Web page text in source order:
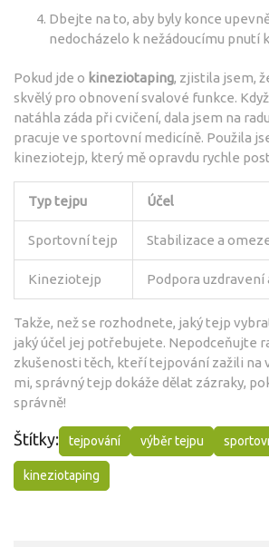
Dbejte na to, aby byly konce
nedocházelo k nežádoucímu pnutí
Pokud jde o kineziotaping, zjistila jsem,
skvělý pro obnovení svalové funkce.
natáhla záda při cvičení, dala jsem na
pracuje ve sportovní medicíně. Použila
kineziotejp, který mě opravdu rychle
Typ tejpu Účel
Sportovní tejp Stabilizace a
Kineziotejp Podpora uzdravení
Takže, než se rozhodnete, jaký tejp
jaký účel jej potřebujete. Nepodceňujte
zkušenosti těch, kteří tejpování zažili na
mi, správný tejp dokáže dělat zázraky,
správně!
Štítky: tejpování výběr tejpu
kineziotaping